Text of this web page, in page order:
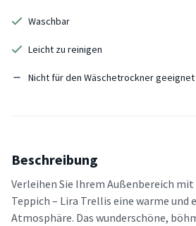
Waschbar
Leicht zu reinigen
Nicht für den Wäschetrockner geeignet
Beschreibung
Verleihen Sie Ihrem Außenbereich
Teppich – Lira Trellis eine warme und
Atmosphäre. Das wunderschöne,